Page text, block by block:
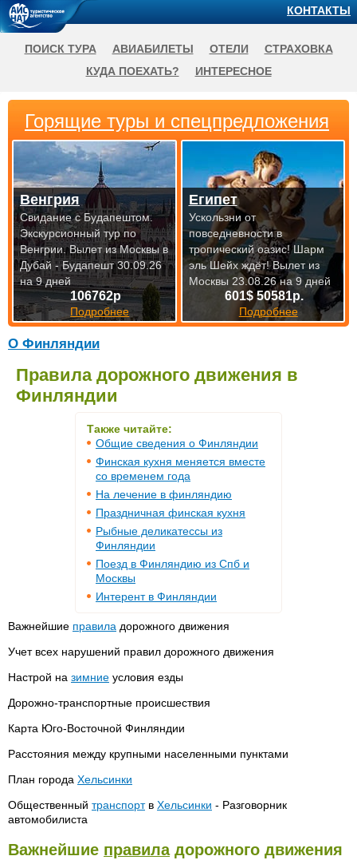
О Финляндии
Правила дорожного движения в
Финляндии
Также читайте:
Общие сведения о Финляндии
Финская кухня меняется вместе
со временем года
На лечение в финляндию
Праздничная финская кухня
Рыбные деликатессы из
Финляндии
Поезд в Финляндию из Спб и
Москвы
Интерент в Финляндии
Важнейшие правила дорожного движения
Учет всех нарушений правил дорожного движения
Настрой на зимние условия езды
Дорожно-транспортные происшествия
Карта Юго-Восточной Финляндии
Расстояния между крупными населенными пунктами
План города Хельсинки
Общественный транспортв Хельсинки - Разговорник
автомобилиста
Важнейшие правиладорожного движения
Горящие туры и спецпредложения
106762р
Подробнее
Венгрия
Свидание с Будапештом.
Экскурсионный тур по
Венгрии.Вылет из Москвы в
Дубай - Будапешт 30.09.26
на 9 дней
601$ 50581р.
Подробнее
Египет
Ускользни от
повседневности в
тропический оазис! Шарм
эль Шейх ждёт!Вылет из
Москвы 23.08.26 на 9 дней
КОНТАКТЫ
ПОИСК ТУРА АВИАБИЛЕТЫ ОТЕЛИ
СТРАХОВКА
КУДА ПОЕХАТЬ?
ИНТЕРЕСНОЕ